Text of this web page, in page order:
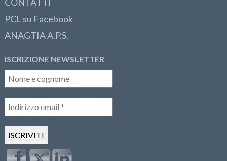
PCL su Facebook
ANAGTIA A.P.S.
ISCRIZIONE NEWSLETTER